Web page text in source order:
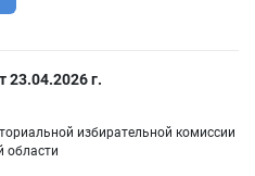
г.
избирательной комиссии
области